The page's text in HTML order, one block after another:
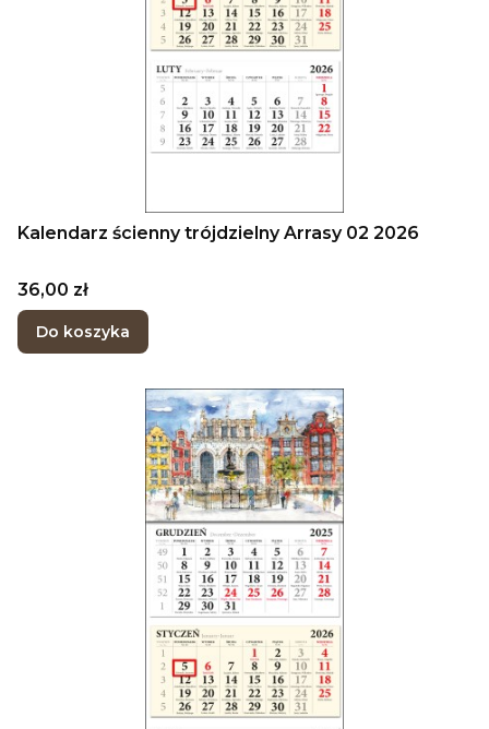
Kalendarz ścienny trójdzielny Arrasy 02 2026
Cena
36,00 zł
Do koszyka